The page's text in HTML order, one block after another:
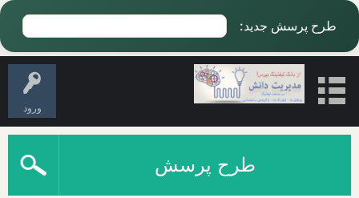
طرح پرسش جدید:
ورود
طرح پرسش